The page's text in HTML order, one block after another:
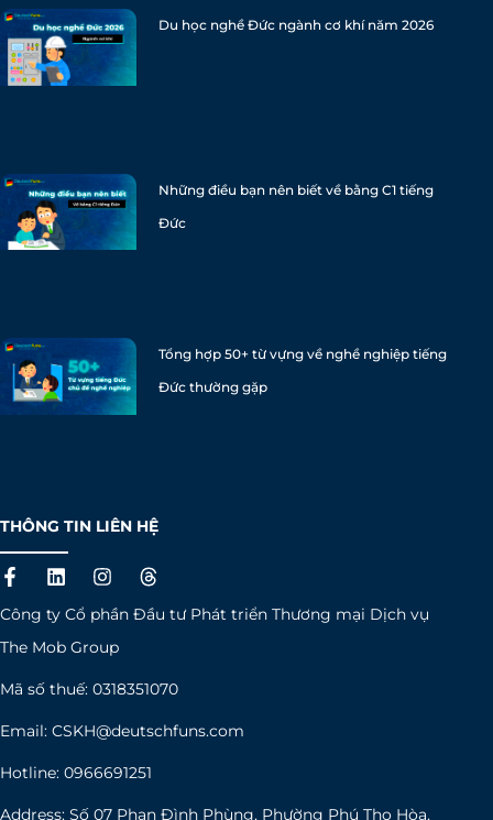
Du học nghề Đức ngành cơ khí năm 2026
Những điều bạn nên biết về bằng C1 tiếng
Đức
Tổng hợp 50+ từ vựng về nghề nghiệp tiếng
Đức thường gặp
THÔNG TIN LIÊN HỆ
F
a
c
e
b
o
-
L
i
n
k
e
i
I
n
s
t
a
r
m
T
h
r
e
s
Công ty Cổ phần Đầu tư Phát triển Thương mại Dịch vụ
The Mob Group
Mã số thuế: 0318351070
Email: CSKH@deutschfuns.com
Hotline: 0966691251
Address: Số 07 Phan Đình Phùng, Phường Phú Thọ Hòa,